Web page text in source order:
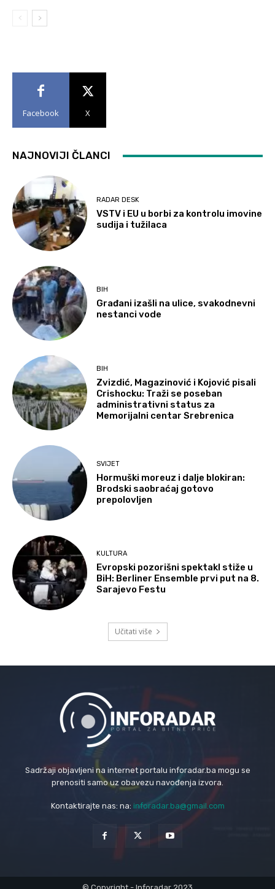
Facebook X
NAJNOVIJI ČLANCI
RADAR DESK
VSTV i EU u borbi za kontrolu imovine
sudija i tužilaca
BIH
Građani izašli na ulice, svakodnevni
nestanci vode
BIH
Zvizdić, Magazinović i Kojović pisali
Crishocku: Traži se poseban
administrativni status za
Memorijalni centar Srebrenica
SVIJET
Hormuški moreuz i dalje blokiran:
Brodski saobraćaj gotovo
prepolovljen
KULTURA
Evropski pozorišni spektakl stiže u
BiH: Berliner Ensemble prvi put na 8.
Sarajevo Festu
Učitati više
Sadržaji objavljeni na internet portalu inforadar.ba mogu se
prenositi samo uz obavezu navođenja izvora.
Kontaktirajte nas: na: inforadar.ba@gmail.com